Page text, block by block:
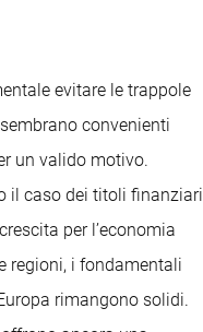
evitare le trappole
convenienti
un valido motivo.
il caso dei titoli finanziari
per l’economia
regioni, i fondamentali
rimangono solidi.